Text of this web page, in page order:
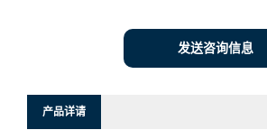
发送咨询信息
产品详请